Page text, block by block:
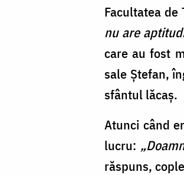
Facultatea
nu are
care au fost
sale Ştefan,
sfântul lăcaş.
Atunci când
lucru:
răspuns,